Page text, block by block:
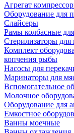
Агрегат
Оборудование для
Слайсеры
Рамы колбасные
Стерилизаторы для
Комплект
копчения рыбы
Насосы для
Маринаторы для
Вспомогательное
Молочное
Оборудование для
Емкостное
Ванны моечные